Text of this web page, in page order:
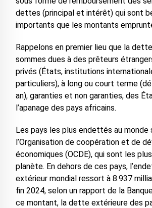
dettes (principal et intérêt) qui sont
importants que les montants
Rappelons en premier lieu que la
sommes dues à des prêteurs
privés (États, institutions
particuliers), à long ou court terme
an), garanties et non garanties, des
l’apanage des pays africains.
Les pays les plus endettés au monde
l’Organisation de coopération et de
économiques (OCDE), qui sont les
planète. En dehors de ces pays,
extérieur mondial ressort à 8.937
fin 2024, selon un rapport de la
ce montant, la dette extérieure des